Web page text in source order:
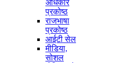
अधिकार
प्रकोष्ठ
राजभाषा
प्रकोष्ठ
आईटी सेल
मीडिया,
सोशल